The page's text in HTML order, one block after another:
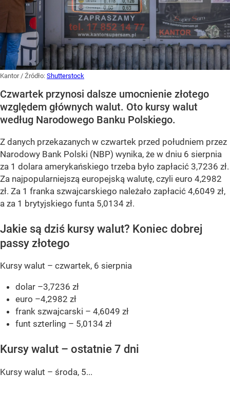
Kantor/ Źródło: Shutterstock
Czwartek przynosi dalsze umocnienie złotego
względem głównych walut. Oto kursy walut
według Narodowego Banku Polskiego.
Z danych przekazanych w czwartek przed południem przez
Narodowy Bank Polski (NBP) wynika, że w dniu 6 sierpnia
za 1 dolara amerykańskiego trzeba było zapłacić 3,7236 zł.
Za najpopularniejszą europejską walutę, czyli euro 4,2982
zł. Za 1 franka szwajcarskiego należało zapłacić 4,6049 zł,
a za 1 brytyjskiego funta 5,0134 zł.
Jakie są dziś kursy walut? Koniec dobrej
passy złotego
Kursy walut – czwartek, 6 sierpnia
dolar –3,7236 zł
euro –4,2982 zł
frank szwajcarski – 4,6049 zł
funt szterling – 5,0134 zł
Kursy walut – ostatnie 7 dni
Kursy walut – środa, 5...